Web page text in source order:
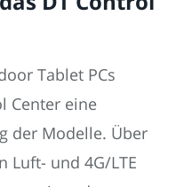
Tablet PCs
Center eine
der Modelle. Über
Luft- und 4G/LTE